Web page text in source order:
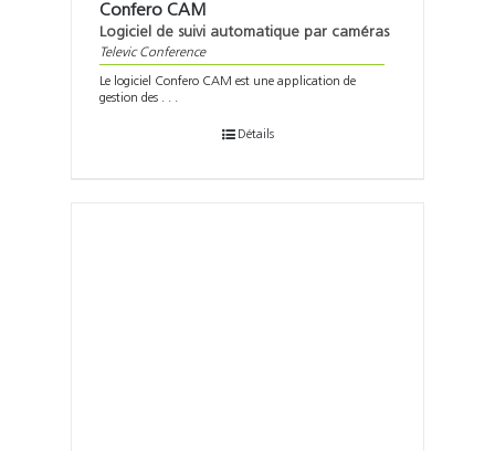
Confero CAM
Logiciel de suivi automatique par caméras
Televic Conference
Le logiciel Confero CAM est une application de
gestion des . . .
Détails